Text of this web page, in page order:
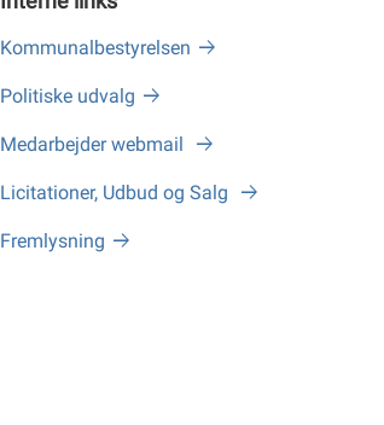
Kommunalbestyrelsen
Politiske udvalg
Medarbejder webmail
Licitationer, Udbud og Salg
Fremlysning